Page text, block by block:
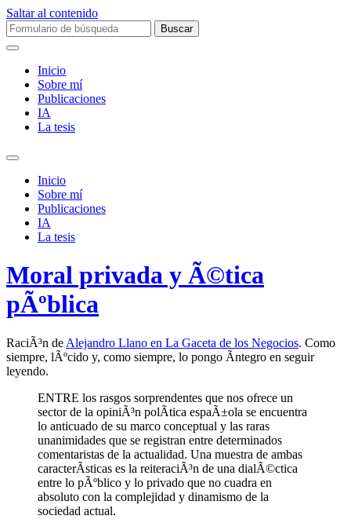
Saltar al contenido
Buscar:
Inicio
Sobre mí­
Publicaciones
IA
La tesis
Alternar
campo
búsqueda
Inicio
Sobre mí­
Publicaciones
IA
La tesis
Moral privada y Ã©tica
pÃºblica
RaciÃ³n de Alejandro Llano en La Gaceta de los Negocios. Como
siempre, lÃºcido y, como siempre, lo pongo Ã­ntegro en seguir
leyendo.
ENTRE los rasgos sorprendentes que nos ofrece un
sector de la opiniÃ³n polÃ­tica espaÃ±ola se encuentra
lo anticuado de su marco conceptual y las raras
unanimidades que se registran entre determinados
comentaristas de la actualidad. Una muestra de ambas
caracterÃ­sticas es la reiteraciÃ³n de una dialÃ©ctica
entre lo pÃºblico y lo privado que no cuadra en
absoluto con la complejidad y dinamismo de la
sociedad actual.